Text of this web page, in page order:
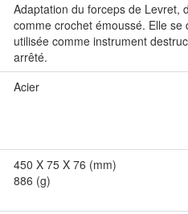
Adaptation du forceps de Levret,
comme crochet émoussé. Elle
utilisée comme instrument
arrêté.
Acier
450 X 75 X 76 (mm)
886 (g)